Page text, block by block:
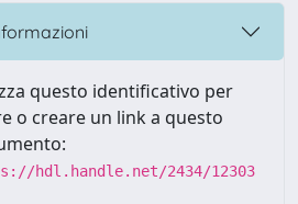
questo identificativo per
o creare un link a questo
hdl.handle.net/2434/12303